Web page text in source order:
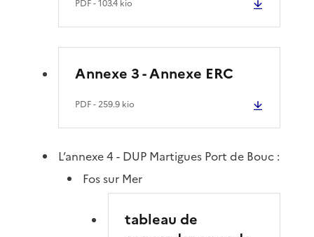
PDF- 103.4 kio
Annexe 3 - Annexe ERC
PDF- 259.9 kio
L’annexe 4 - DUP Martigues Port de Bouc :
Fos sur Mer
tableau de